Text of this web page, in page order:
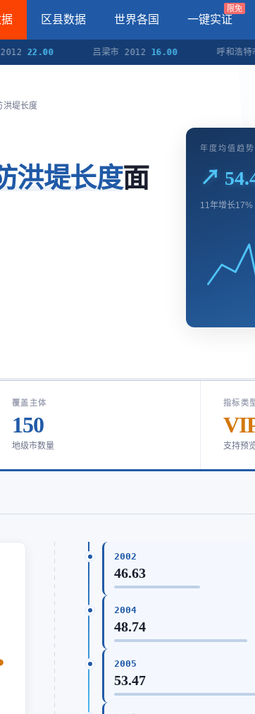
区县数据 世界各国 一键实证
限免
22.00 吕梁市 2012 16.00 呼和浩特市
洪堤长度
洪堤长度面
年度均值趋
↗
11年增长17%
覆盖主体
150
地级市数量
指标类
支持预
2002
46.63
2004
48.74
2005
53.47